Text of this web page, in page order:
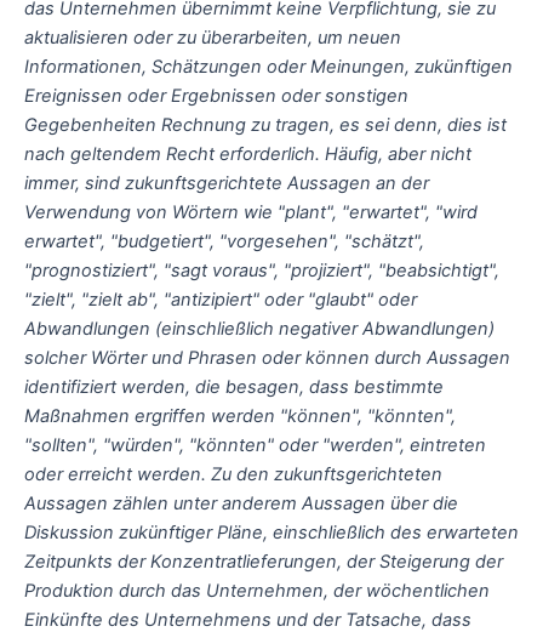
das Unternehmen übernimmt keine Verpflichtung, sie zu
aktualisieren oder zu überarbeiten, um neuen
Informationen, Schätzungen oder Meinungen, zukünftigen
Ereignissen oder Ergebnissen oder sonstigen
Gegebenheiten Rechnung zu tragen, es sei denn, dies ist
nach geltendem Recht erforderlich. Häufig, aber nicht
immer, sind zukunftsgerichtete Aussagen an der
Verwendung von Wörtern wie "plant", "erwartet", "wird
erwartet", "budgetiert", "vorgesehen", "schätzt",
"prognostiziert", "sagt voraus", "projiziert", "beabsichtigt",
"zielt", "zielt ab", "antizipiert" oder "glaubt" oder
Abwandlungen (einschließlich negativer Abwandlungen)
solcher Wörter und Phrasen oder können durch Aussagen
identifiziert werden, die besagen, dass bestimmte
Maßnahmen ergriffen werden "können", "könnten",
"sollten", "würden", "könnten" oder "werden", eintreten
oder erreicht werden. Zu den zukunftsgerichteten
Aussagen zählen unter anderem Aussagen über die
Diskussion zukünftiger Pläne, einschließlich des erwarteten
Zeitpunkts der Konzentratlieferungen, der Steigerung der
Produktion durch das Unternehmen, der wöchentlichen
Einkünfte des Unternehmens und der Tatsache, dass